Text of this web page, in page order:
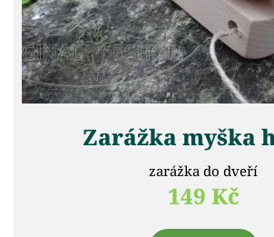
Zarážka myška
zarážka do dveří
149 Kč